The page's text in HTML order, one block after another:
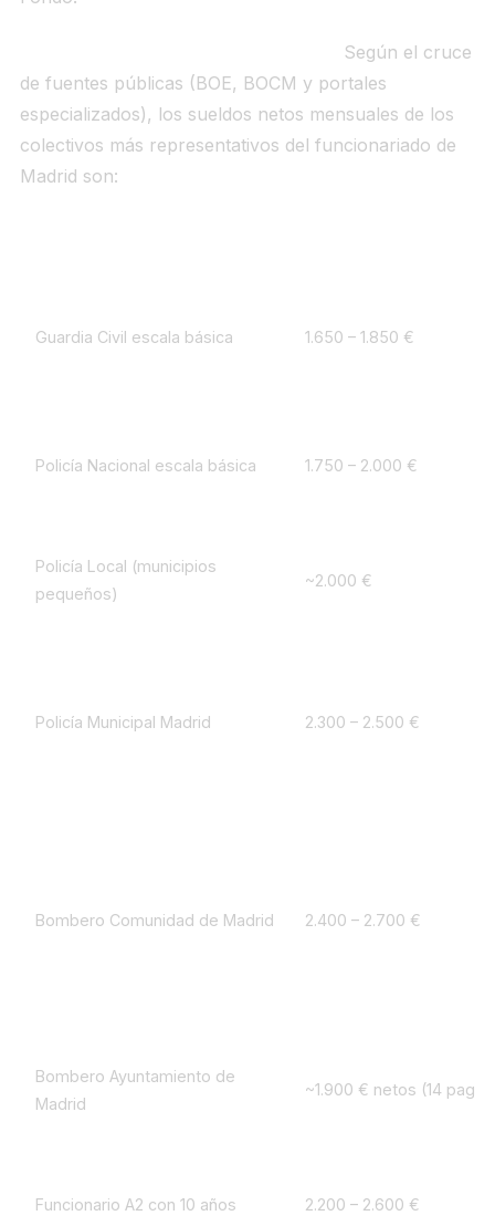
Según el cruce
de fuentes públicas (BOE, BOCM y portales
especializados), los sueldos netos mensuales de los
colectivos más representativos del funcionariado de
Madrid son:
Guardia Civil escala básica 1.650 – 1.850 €
Policía Nacional escala básica 1.750 – 2.000 €
Policía Local (municipios
pequeños)
~2.000 €
Policía Municipal Madrid 2.300 – 2.500 €
Bombero Comunidad de Madrid 2.400 – 2.700 €
Bombero Ayuntamiento de
Madrid
~1.900 € netos (14
Funcionario A2 con 10 años 2.200 – 2.600 €